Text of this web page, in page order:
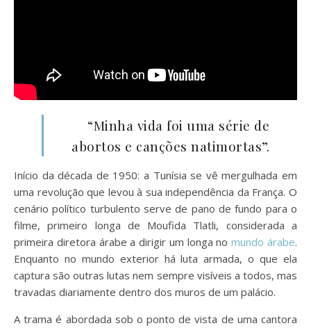
“Minha vida foi uma série de
abortos e canções natimortas”.
Início da década de 1950: a Tunísia se vê mergulhada em
uma revolução que levou à sua independência da França. O
cenário político turbulento serve de pano de fundo para o
filme, primeiro longa de Moufida Tlatli, considerada a
primeira diretora árabe a dirigir um longa nomundo árabe.
Enquanto no mundo exterior há luta armada, o que ela
captura são outras lutas nem sempre visíveis a todos, mas
travadas diariamente dentro dos muros de um palácio.
A trama é abordada sob o ponto de vista de uma cantora